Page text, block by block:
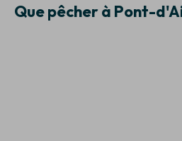
Que pêcher à Pont-